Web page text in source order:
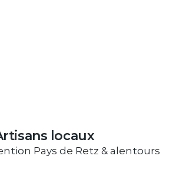
locaux
Pays de Retz & alentours